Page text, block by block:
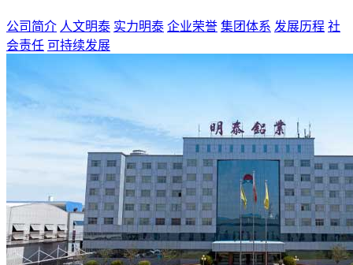
公司简介 人文明泰 实力明泰 企业荣誉 集团体系 发展历程 社
会责任 可持续发展